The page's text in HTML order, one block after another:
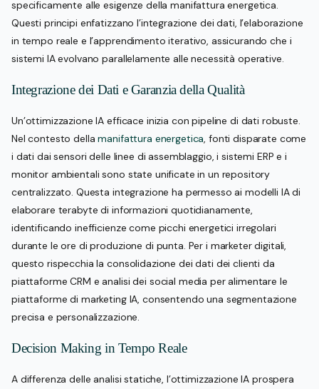
specificamente alle esigenze della manifattura energetica.
Questi principi enfatizzano l’integrazione dei dati, l’elaborazione
in tempo reale e l’apprendimento iterativo, assicurando che i
sistemi IA evolvano parallelamente alle necessità operative.
Integrazione dei Dati e Garanzia della Qualità
Un’ottimizzazione IA efficace inizia con pipeline di dati robuste.
Nel contesto dellamanifattura energetica, fonti disparate come
i dati dai sensori delle linee di assemblaggio, i sistemi ERP e i
monitor ambientali sono state unificate in un repository
centralizzato. Questa integrazione ha permesso ai modelli IA di
elaborare terabyte di informazioni quotidianamente,
identificando inefficienze come picchi energetici irregolari
durante le ore di produzione di punta. Per i marketer digitali,
questo rispecchia la consolidazione dei dati dei clienti da
piattaforme CRM e analisi dei social media per alimentare le
piattaforme di marketing IA, consentendo una segmentazione
precisa e personalizzazione.
Decision Making in Tempo Reale
A differenza delle analisi statiche, l’ottimizzazione IA prospera